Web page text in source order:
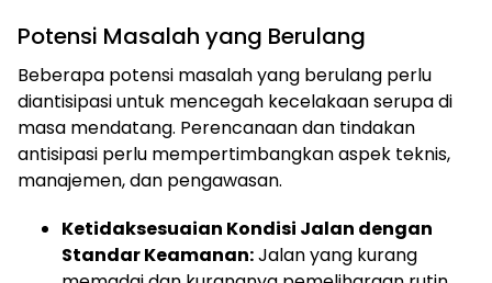
Potensi Masalah yang Berulang
Beberapa potensi masalah yang berulang perlu
diantisipasi untuk mencegah kecelakaan serupa di
masa mendatang. Perencanaan dan tindakan
antisipasi perlu mempertimbangkan aspek teknis,
manajemen, dan pengawasan.
Ketidaksesuaian Kondisi Jalan dengan
Standar Keamanan:Jalan yang kurang